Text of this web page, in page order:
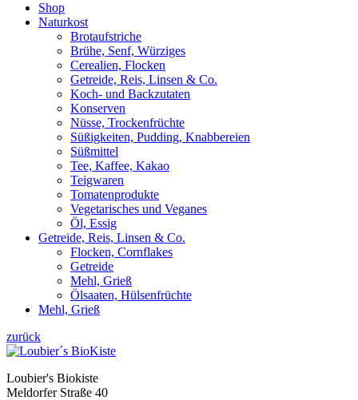
Shop
Naturkost
Brotaufstriche
Brühe, Senf, Würziges
Cerealien, Flocken
Getreide, Reis, Linsen & Co.
Koch- und Backzutaten
Konserven
Nüsse, Trockenfrüchte
Süßigkeiten, Pudding, Knabbereien
Süßmittel
Tee, Kaffee, Kakao
Teigwaren
Tomatenprodukte
Vegetarisches und Veganes
Öl, Essig
Getreide, Reis, Linsen & Co.
Flocken, Cornflakes
Getreide
Mehl, Grieß
Ölsaaten, Hülsenfrüchte
Mehl, Grieß
zurück
Loubier's Biokiste
Meldorfer Straße 40